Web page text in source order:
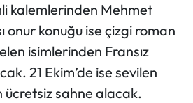
kalemlerinden Mehmet
onur konuğu ise çizgi roman
isimlerinden Fransız
21 Ekim’de ise sevilen
sahne alacak.